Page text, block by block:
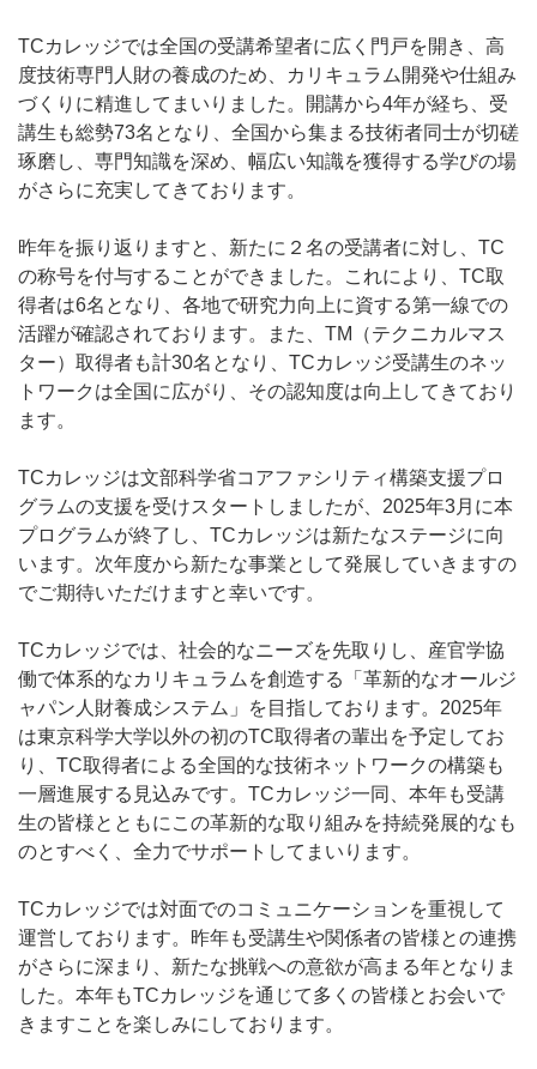
TCカレッジでは全国の受講希望者に広く門戸を開き、高
度技術専門人財の養成のため、カリキュラム開発や仕組み
づくりに精進してまいりました。開講から4年が経ち、受
講生も総勢73名となり、全国から集まる技術者同士が切磋
琢磨し、専門知識を深め、幅広い知識を獲得する学びの場
がさらに充実してきております。
昨年を振り返りますと、新たに２名の受講者に対し、 TC
の称号を付与することができました。これにより、 TC取
得者は6名となり、各地で研究力向上に資する第一線での
活躍が確認されております。また、 TM
（テクニカルマス
ター）取得者も計30名となり、 TCカレッジ受講生のネッ
トワークは全国に広がり、その認知度は向上してきており
ます。
TCカレッジは文部科学省コアファシリティ構築支援プロ
グラムの支援を受けスタートしましたが、 2025年3月に本
プログラムが終了し、 TCカレッジは新たなステージに向
います。次年度から新たな事業として発展していきますの
でご期待いただけますと幸いです。
TCカレッジでは、社会的なニーズを先取りし、産官学協
働で体系的なカリキュラムを創造する「革新的なオールジ
ャパン人財養成システム」を目指しております。 2025年
は東京科学大学以外の初のTC取得者の輩出を予定してお
り、 TC取得者による全国的な技術ネットワークの構築も
一層進展する見込みです。 TCカレッジ一同、本年も受講
生の皆様とともにこの革新的な取り組みを持続発展的なも
のとすべく、全力でサポートしてまいります。
TCカレッジでは対面でのコミュニケーションを重視して
運営しております。昨年も受講生や関係者の皆様との連携
がさらに深まり、新たな挑戦への意欲が高まる年となりま
した。本年もTCカレッジを通じて多くの皆様とお会いで
きますことを楽しみにしております。